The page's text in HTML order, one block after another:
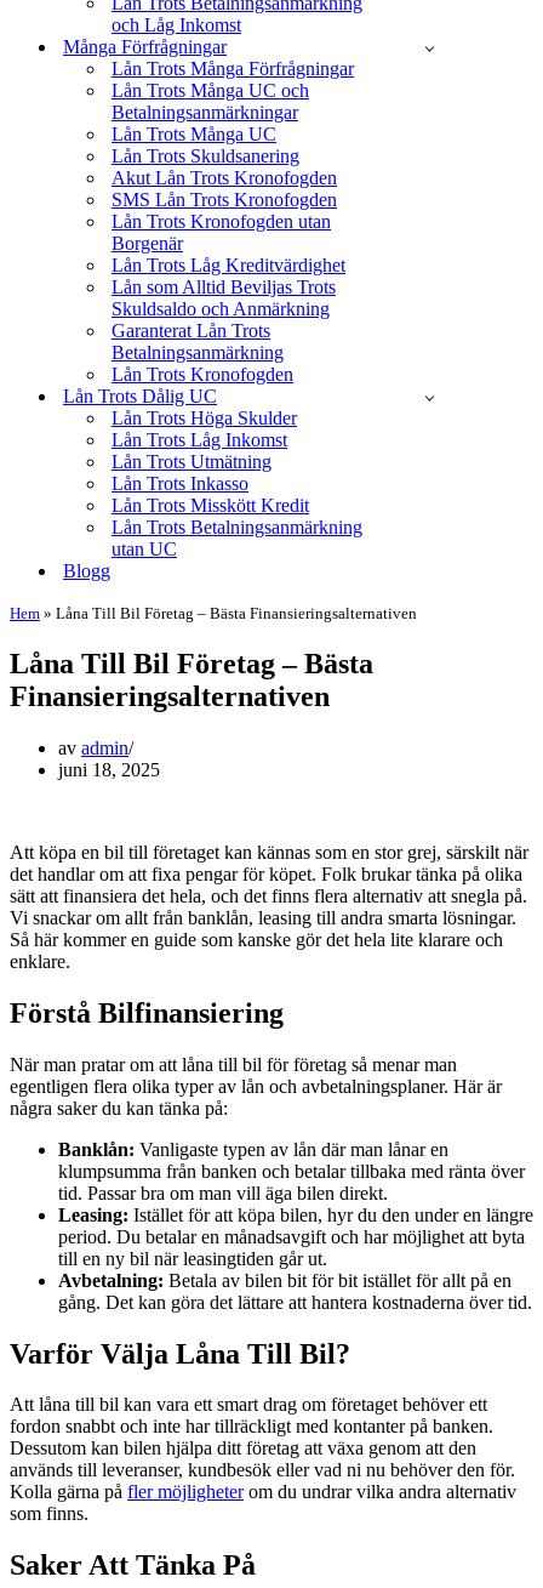
och Låg Inkomst
Många Förfrågningar
Lån Trots Många Förfrågningar
Lån Trots Många UC och
Betalningsanmärkningar
Lån Trots Många UC
Lån Trots Skuldsanering
Akut Lån Trots Kronofogden
SMS Lån Trots Kronofogden
Lån Trots Kronofogden utan
Borgenär
Lån Trots Låg Kreditvärdighet
Lån som Alltid Beviljas Trots
Skuldsaldo och Anmärkning
Garanterat Lån Trots
Betalningsanmärkning
Lån Trots Kronofogden
Lån Trots Dålig UC
Lån Trots Höga Skulder
Lån Trots Låg Inkomst
Lån Trots Utmätning
Lån Trots Inkasso
Lån Trots Misskött Kredit
Lån Trots Betalningsanmärkning
utan UC
Blogg
Hem » Låna Till Bil Företag – Bästa Finansieringsalternativen
Låna Till Bil Företag – Bästa
Finansieringsalternativen
av admin
juni 18, 2025
Att köpa en bil till företaget kan kännas som en stor grej, särskilt när
det handlar om att fixa pengar för köpet. Folk brukar tänka på olika
sätt att finansiera det hela, och det finns flera alternativ att snegla på.
Vi snackar om allt från banklån, leasing till andra smarta lösningar.
Så här kommer en guide som kanske gör det hela lite klarare och
enklare.
Förstå Bilfinansiering
När man pratar om att låna till bil för företag så menar man
egentligen flera olika typer av lån och avbetalningsplaner. Här är
några saker du kan tänka på:
Banklån: Vanligaste typen av lån där man lånar en
klumpsumma från banken och betalar tillbaka med ränta över
tid. Passar bra om man vill äga bilen direkt.
Leasing: Istället för att köpa bilen, hyr du den under en längre
period. Du betalar en månadsavgift och har möjlighet att byta
till en ny bil när leasingtiden går ut.
Avbetalning: Betala av bilen bit för bit istället för allt på en
gång. Det kan göra det lättare att hantera kostnaderna över tid.
Varför Välja Låna Till Bil?
Att låna till bil kan vara ett smart drag om företaget behöver ett
fordon snabbt och inte har tillräckligt med kontanter på banken.
Dessutom kan bilen hjälpa ditt företag att växa genom att den
används till leveranser, kundbesök eller vad ni nu behöver den för.
Kolla gärna på fler möjligheterom du undrar vilka andra alternativ
som finns.
Saker Att Tänka På